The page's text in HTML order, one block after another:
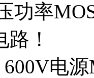
功率
！
电